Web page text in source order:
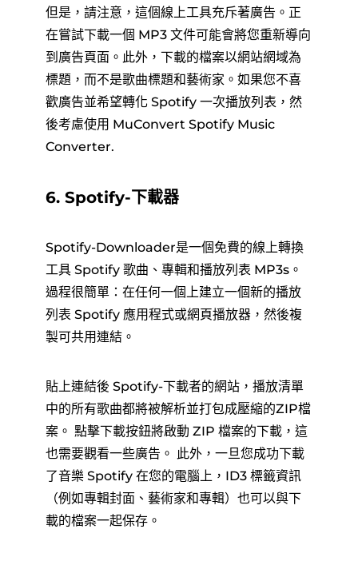
但是，請注意，這個線上工具充斥著廣告。正
在嘗試下載一個 MP3 文件可能會將您重新導向
到廣告頁面。此外，下載的檔案以網站網域為
標題，而不是歌曲標題和藝術家。如果您不喜
歡廣告並希望轉化 Spotify 一次播放列表，然
後考慮使用 MuConvert Spotify Music
Converter.
6. Spotify-下載器
Spotify-Downloader是一個免費的線上轉換
工具 Spotify 歌曲、專輯和播放列表 MP3s。
過程很簡單：在任何一個上建立一個新的播放
列表 Spotify 應用程式或網頁播放器，然後複
製可共用連結。
貼上連結後 Spotify-下載者的網站，播放清單
中的所有歌曲都將被解析並打包成壓縮的ZIP檔
案。 點擊下載按鈕將啟動 ZIP 檔案的下載，這
也需要觀看一些廣告。 此外，一旦您成功下載
了音樂 Spotify 在您的電腦上，ID3 標籤資訊
（例如專輯封面、藝術家和專輯）也可以與下
載的檔案一起保存。